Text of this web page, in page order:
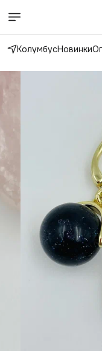
КолумбусНовинки